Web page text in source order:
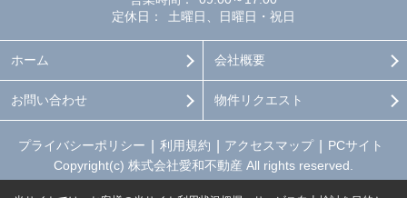
定休日：
土曜日、日曜日・祝日
ホーム 会社概要
お問い合わせ 物件リクエスト
プライバシーポリシー 利用規約 アクセスマップ
PCサイト
Copyright(c) 株式会社愛和不動産 All rights reserved.